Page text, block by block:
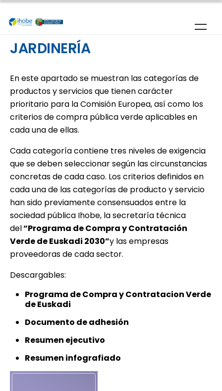
Pasar al contenido principal
JARDINERÍA
En este apartado se muestran las categorías de
productos y servicios que tienen carácter
prioritario para la Comisión Europea, así como los
criterios de compra pública verde aplicables en
cada una de ellas.
Cada categoría contiene tres niveles de exigencia
que se deben seleccionar según las circunstancias
concretas de cada caso. Los criterios definidos en
cada una de las categorías de producto y servicio
han sido previamente consensuados entre la
sociedad pública Ihobe, la secretaría técnica
del“Programa de Compra y Contratación
Verde de Euskadi 2030”y las empresas
proveedoras de cada sector.
Descargables:
Programa de Compra y Contratacion Verde
de Euskadi
Documento de adhesión
Resumen ejecutivo
Resumen infografiado